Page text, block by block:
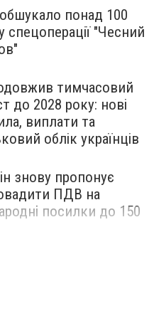
понад 100
спецоперації "Чесний
тимчасовий
до 2028 року: нові
виплати та
облік українців
знову пропонує
ПДВ на
посилки до 150